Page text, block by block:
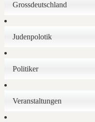
Grossdeutschland
Judenpolotik
Politiker
Veranstaltungen